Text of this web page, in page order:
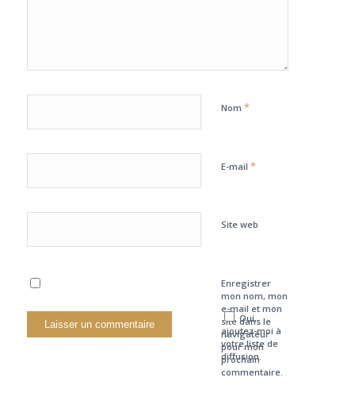
Nom *
E-mail *
Site web
Enregistrer
mon nom, mon
e-mail et mon
site dans le
navigateur
pour mon
prochain
commentaire.
Oui,
ajoutez-moi à
votre liste de
diffusion.